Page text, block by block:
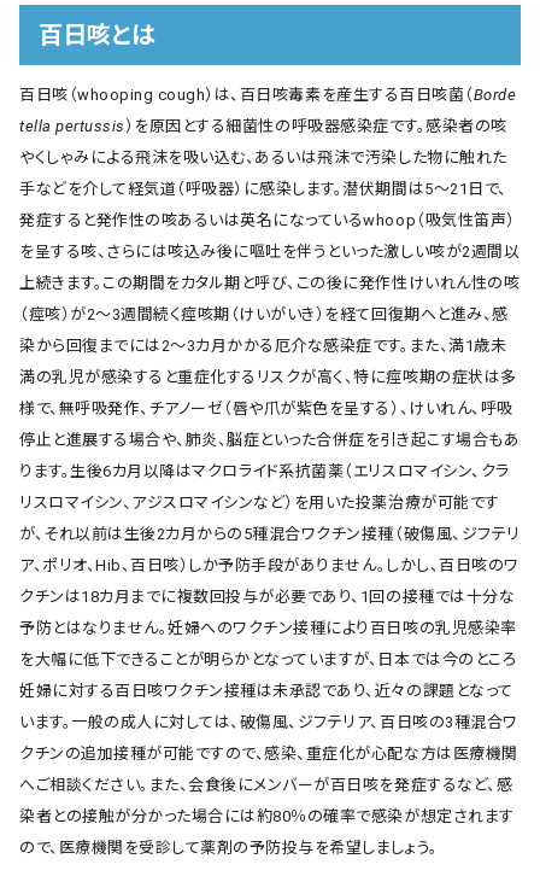
百日咳とは
百日咳（whooping cough）は、百日咳毒素を産生する百日咳菌（Borde
tella pertussis ）を原因とする細菌性の呼吸器感染症です。感染者の咳
やくしゃみによる飛沫を吸い込む、あるいは飛沫で汚染した物に触れた
手などを介して経気道（呼吸器）に感染します。潜伏期間は5～21日で、
発症すると発作性の咳あるいは英名になっているwhoop（吸気性笛声）
を呈する咳、さらには咳込み後に嘔吐を伴うといった激しい咳が2週間以
上続きます。この期間をカタル期と呼び、この後に発作性けいれん性の咳
（痙咳）が2～3週間続く痙咳期（けいがいき）を経て回復期へと進み、感
染から回復までには2～3カ月かかる厄介な感染症です。また、満1歳未
満の乳児が感染すると重症化するリスクが高く、特に痙咳期の症状は多
様で、無呼吸発作、チアノーゼ（唇や爪が紫色を呈する）、けいれん、呼吸
停止と進展する場合や、肺炎、脳症といった合併症を引き起こす場合もあ
ります。生後6カ月以降はマクロライド系抗菌薬（エリスロマイシン、クラ
リスロマイシン、アジスロマイシンなど）を用いた投薬治療が可能です
が、それ以前は生後2カ月からの5種混合ワクチン接種（破傷風、ジフテリ
ア、ポリオ、Hib、百日咳）しか予防手段がありません。しかし、百日咳のワ
クチンは18カ月までに複数回投与が必要であり、1回の接種では十分な
予防とはなりません。妊婦へのワクチン接種により百日咳の乳児感染率
を大幅に低下できることが明らかとなっていますが、日本では今のところ
妊婦に対する百日咳ワクチン接種は未承認であり、近々の課題となって
います。一般の成人に対しては、破傷風、ジフテリア、百日咳の3種混合ワ
クチンの追加接種が可能ですので、感染、重症化が心配な方は医療機関
へご相談ください。また、会食後にメンバーが百日咳を発症するなど、感
染者との接触が分かった場合には約80％の確率で感染が想定されます
ので、医療機関を受診して薬剤の予防投与を希望しましょう。